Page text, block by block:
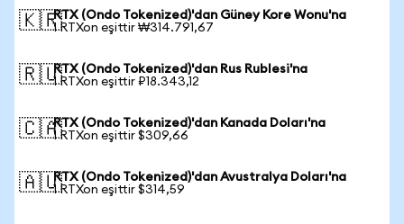
🇰🇷RTX (Ondo Tokenized)'dan Güney Kore Wonu'na
1 RTXon eşittir ₩314.791,67
🇷🇺RTX (Ondo Tokenized)'dan Rus Rublesi'na
1 RTXon eşittir ₽18.343,12
🇨🇦RTX (Ondo Tokenized)'dan Kanada Doları'na
1 RTXon eşittir $309,66
🇦🇺RTX (Ondo Tokenized)'dan Avustralya Doları'na
1 RTXon eşittir $314,59